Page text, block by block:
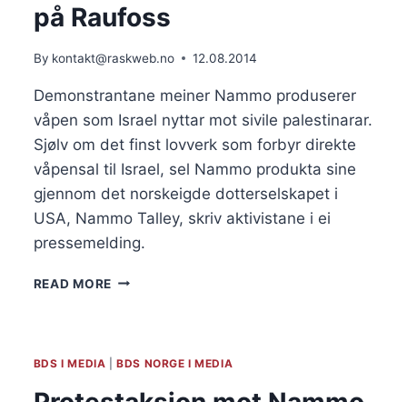
på Raufoss
By kontakt@raskweb.no 12.08.2014
Demonstrantane meiner Nammo produserer
våpen som Israel nyttar mot sivile palestinarar.
Sjølv om det finst lovverk som forbyr direkte
våpensal til Israel, sel Nammo produkta sine
gjennom det norskeigde dotterselskapet i
USA, Nammo Talley, skriv aktivistane i ei
pressemelding.
READ MOREPROTESTAKSJON
RAUFOSS
BDS I MEDIA |BDS NORGE I MEDIA